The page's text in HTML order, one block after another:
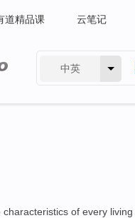
道精品课 云笔记
中英
characteristics of every